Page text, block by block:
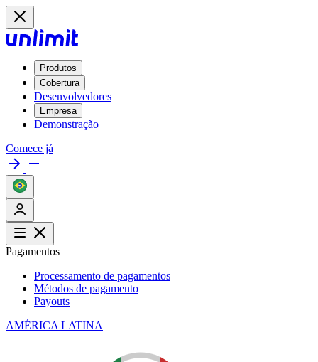
Produtos
Cobertura
Desenvolvedores
Empresa
Demonstração
Comece já
Pagamentos
Processamento de pagamentos
Métodos de pagamento
Payouts
AMÉRICA LATINA